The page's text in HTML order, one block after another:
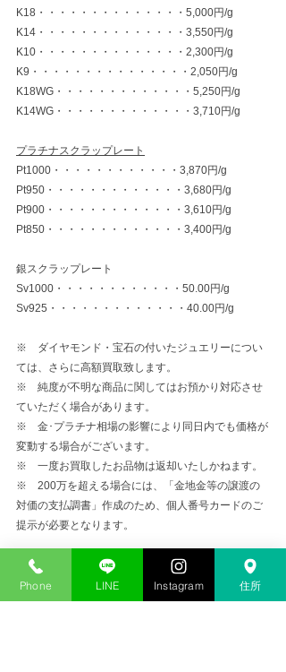
K18・・・・・・・・・・・・・・5,000円/g
K14・・・・・・・・・・・・・・3,550円/g
K10・・・・・・・・・・・・・・2,300円/g
K9・・・・・・・・・・・・・・・2,050円/g
K18WG・・・・・・・・・・・・・5,250円/g
K14WG・・・・・・・・・・・・・3,710円/g
プラチナスクラップレート
Pt1000・・・・・・・・・・・・3,870円/g
Pt950・・・・・・・・・・・・・3,680円/g
Pt900・・・・・・・・・・・・・3,610円/g
Pt850・・・・・・・・・・・・・3,400円/g
銀スクラップレート
Sv1000・・・・・・・・・・・・50.00円/g
Sv925・・・・・・・・・・・・・40.00円/g
※　ダイヤモンド・宝石の付いたジュエリーについ
ては、さらに高額買取致します。
※　純度が不明な商品に関してはお預かり対応させ
ていただく場合があります。
※　金･プラチナ相場の影響により同日内でも価格が
変動する場合がございます。
※　一度お買取したお品物は返却いたしかねます。
※　200万を超える場合には、「金地金等の譲渡の
対価の支払調書」作成のため、個人番号カードのご
提示が必要となります。
金プラチナ高価買取
Phone LINE Instagram 住所